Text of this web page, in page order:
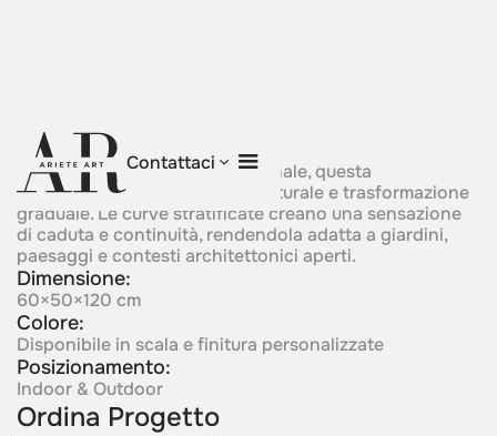
Contattaci
Autumn's Dance
Ispirata al cambiamento stagionale, questa
composizione esprime ritmo naturale e trasformazione
graduale. Le curve stratificate creano una sensazione
di caduta e continuità, rendendola adatta a giardini,
paesaggi e contesti architettonici aperti.
Dimensione:
60×50×120 cm
Colore:
Disponibile in scala e finitura personalizzate
Posizionamento:
Indoor & Outdoor
Ordina Progetto